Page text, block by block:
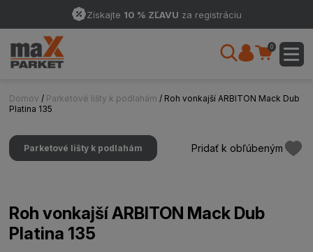
Získajte 10 % ZĽAVU za registráciu
0
Domov / Parketové lišty k podlahám / Roh vonkajší ARBITON Mack Dub
Platina 135
Parketové lišty k podlahám Pridať k obľúbeným
Roh vonkajší ARBITON Mack Dub
Platina 135